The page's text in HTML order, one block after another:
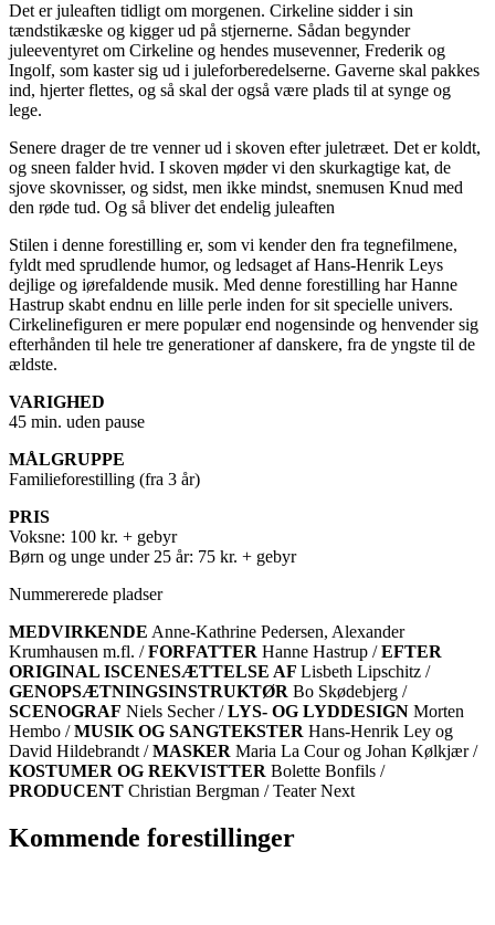
Det er juleaften tidligt om morgenen. Cirkeline sidder i sin
tændstikæske og kigger ud på stjernerne. Sådan begynder
juleeventyret om Cirkeline og hendes musevenner, Frederik og
Ingolf, som kaster sig ud i juleforberedelserne. Gaverne skal pakkes
ind, hjerter flettes, og så skal der også være plads til at synge og
lege.
Senere drager de tre venner ud i skoven efter juletræet. Det er koldt,
og sneen falder hvid. I skoven møder vi den skurkagtige kat, de
sjove skovnisser, og sidst, men ikke mindst, snemusen Knud med
den røde tud. Og så bliver det endelig juleaften
Stilen i denne forestilling er, som vi kender den fra tegnefilmene,
fyldt med sprudlende humor, og ledsaget af Hans-Henrik Leys
dejlige og iørefaldende musik. Med denne forestilling har Hanne
Hastrup skabt endnu en lille perle inden for sit specielle univers.
Cirkelinefiguren er mere populær end nogensinde og henvender sig
efterhånden til hele tre generationer af danskere, fra de yngste til de
ældste.
VARIGHED
45 min. uden pause
MÅLGRUPPE
Familieforestilling (fra 3 år)
PRIS
Voksne: 100 kr. + gebyr
Børn og unge under 25 år: 75 kr. + gebyr
Nummererede pladser
MEDVIRKENDE Anne-Kathrine Pedersen, Alexander
Krumhausen m.fl. /FORFATTER Hanne Hastrup /EFTER
ORIGINAL ISCENESÆTTELSE AF Lisbeth Lipschitz /
GENOPSÆTNINGSINSTRUKTØR Bo Skødebjerg /
SCENOGRAF Niels Secher /LYS- OG LYDDESIGN Morten
Hembo /MUSIK OG SANGTEKSTER Hans-Henrik Ley og
David Hildebrandt /MASKER Maria La Cour og Johan Kølkjær /
KOSTUMER OG REKVISTTER Bolette Bonfils /
PRODUCENT Christian Bergman / Teater Next
Kommende forestillinger